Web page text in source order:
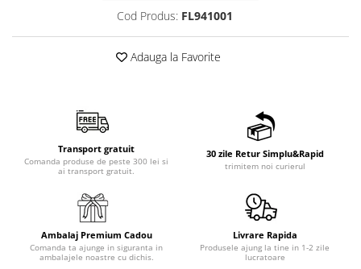
Cod Produs: FL941001
Adauga la Favorite
Transport gratuit
Comanda produse de peste 300 lei si
ai transport gratuit.
30 zile Retur Simplu&Rapid
trimitem noi curierul
Ambalaj Premium Cadou
Comanda ta ajunge in siguranta in
ambalajele noastre cu dichis.
Livrare Rapida
Produsele ajung la tine in 1-2 zile
lucratoare